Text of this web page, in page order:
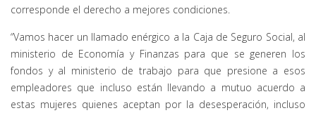
corresponde el derecho a mejores condiciones.
“Vamos hacer un llamado enérgico a la Caja de Seguro Social, al
ministerio de Economía y Finanzas para que se generen los
fondos y al ministerio de trabajo para que presione a esos
empleadores que incluso están llevando a mutuo acuerdo a
estas mujeres quienes aceptan por la desesperación, incluso